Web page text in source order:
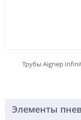
Трубы Aignep
Элементы